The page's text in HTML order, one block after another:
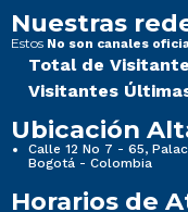
Nuestras
Estos No son canales
Total de
Visitantes
Ubicación
Calle 12 No 7 - 65,
Bogotá - Colombia
Horarios de